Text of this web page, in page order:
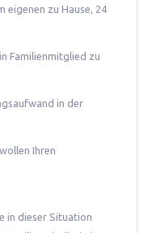
eigenen zu Hause, 24
Familienmitglied zu
in der
Ihren
in dieser Situation